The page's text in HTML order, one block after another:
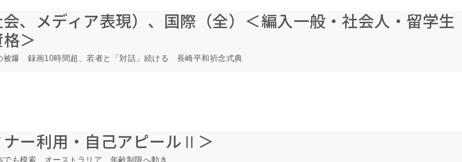
、メディア表現）、国際（全）＜編入一般・社会人・留学生
＞
被爆 録画10時間超、若者と「対話」続ける 長崎平和祈念式典
ー利用・自己アピールⅡ＞
でも模索 オーストラリア、年齢制限へ動き